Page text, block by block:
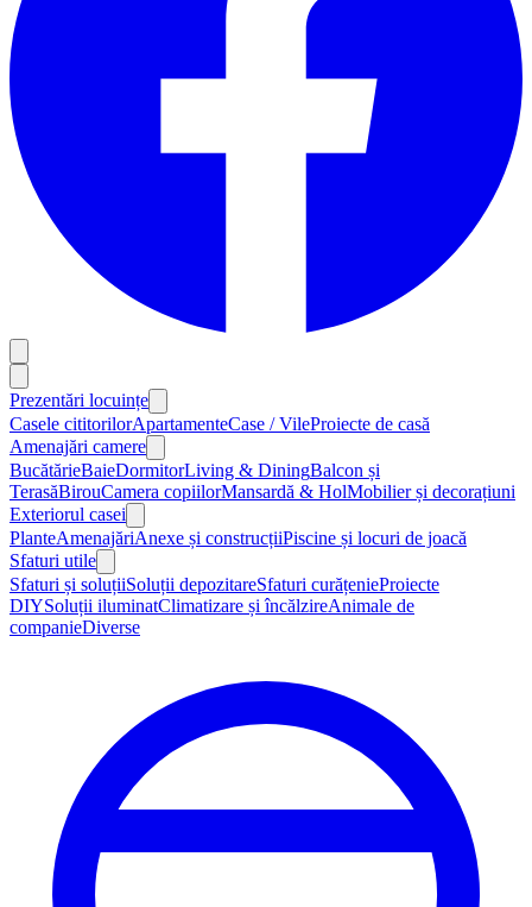
Prezentări locuințe
Casele cititorilorApartamenteCase / VileProiecte de casă
Amenajări camere
BucătărieBaieDormitorLiving & DiningBalcon și
TerasăBirouCamera copiilorMansardă & HolMobilier și decorațiuni
Exteriorul casei
PlanteAmenajăriAnexe și construcțiiPiscine și locuri de joacă
Sfaturi utile
Sfaturi și soluțiiSoluții depozitareSfaturi curățenieProiecte
DIYSoluții iluminatClimatizare și încălzireAnimale de
companieDiverse